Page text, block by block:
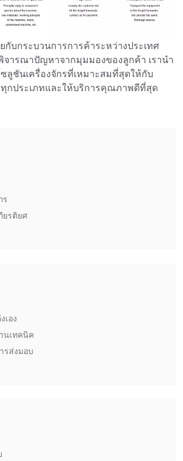
กับกระบวนการการค้าระหว่างประเทศ
จารณาปัญหาจากมุมมองของลูกค้า เรานำ
ลูชันเครื่องจักรที่เหมาะสมที่สุดให้กับ
กประเภทและให้บริการคุณภาพดีที่สุด
ร
รติยศ
เอง
นเทคนิค
รส่งมอบ